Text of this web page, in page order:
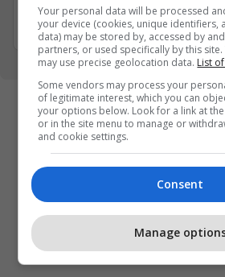
Prishtinë
7 Gusht 2026
Your personal data will be processed
your device (cookies, unique identifiers,
data) may be stored by, accessed by
partners, or used specifically by this
may use precise geolocation data. List
Some vendors may process your
of legitimate interest, which you can
your options below. Look for a link at
or in the site menu to manage or
and cookie settings.
Consent
Manage